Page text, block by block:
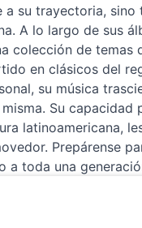
a su trayectoria,
A lo largo de sus
colección de temas
en clásicos del
su música
Su
latinoamericana,
Prepárense
a toda una